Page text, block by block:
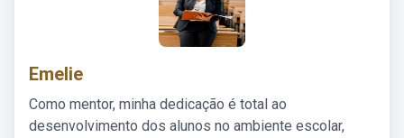
Emelie
Como mentor, minha dedicação é total ao
desenvolvimento dos alunos no ambiente escolar,